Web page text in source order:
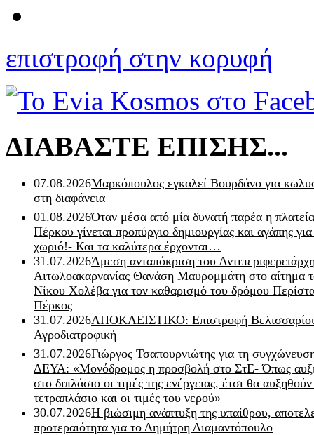
επιστροφή στην κορυφή
ΔΙΑΒΑΣΤΕ ΕΠΙΣΗΣ...
07.08.2026Μαρκόπουλος εγκαλεί Βουρδάνο για
στη διαφάνεια
01.08.2026Όταν μέσα από μία δυνατή παρέα η
Πέρκου γίνεται προπύργιο δημιουργίας και αγάπης
χωριό!- Και τα καλύτερα έρχονται…
31.07.2026Άμεση ανταπόκριση του
Αιτωλοακαρνανίας Θανάση Μαυρομμάτη στο αίτημα
Νίκου Χολέβα για τον καθαρισμό του δρόμου
Πέρκος
31.07.2026ΑΠΟΚΛΕΙΣΤΙΚΟ: Επιστροφή
Αγροδιατροφική
31.07.2026Γιώργος Τσαπουρνιώτης για τη
ΔΕΥΑ: «Μονόδρομος η προσβολή στο ΣτΕ- Όπως
στο διπλάσιο οι τιμές της ενέργειας, έτσι θα
τετραπλάσιο και οι τιμές του νερού»
30.07.2026Η βιώσιμη ανάπτυξη της υπαίθρου,
προτεραιότητα για το Δημήτρη Διαμαντόπουλο